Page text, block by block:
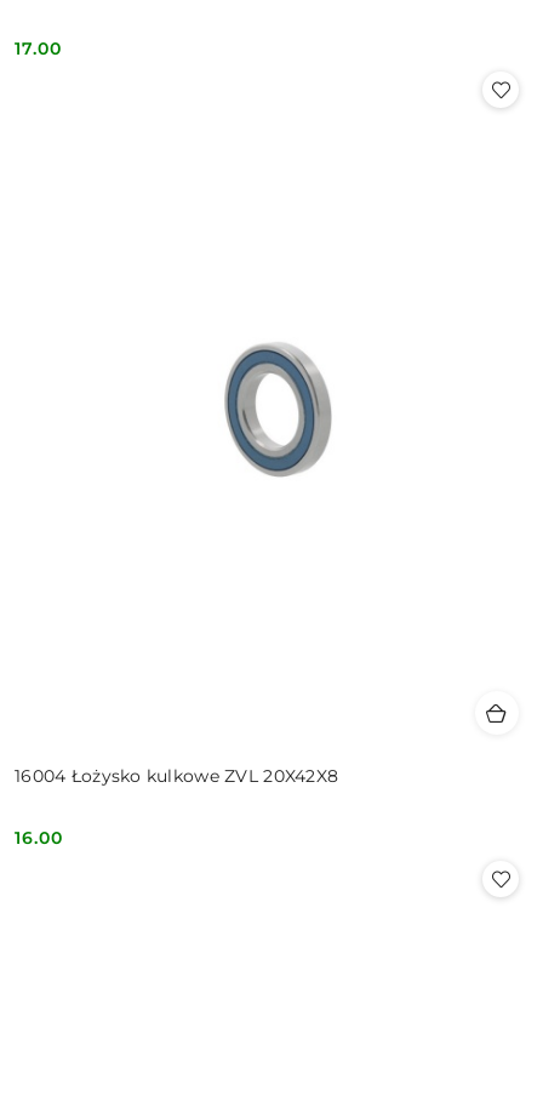
Cena:
17.00
16004 Łożysko kulkowe ZVL 20X42X8
Cena:
16.00